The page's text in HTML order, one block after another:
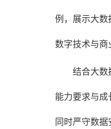
例，展示大数
数字技术与商
结合大数
能力要求与
同时严守数